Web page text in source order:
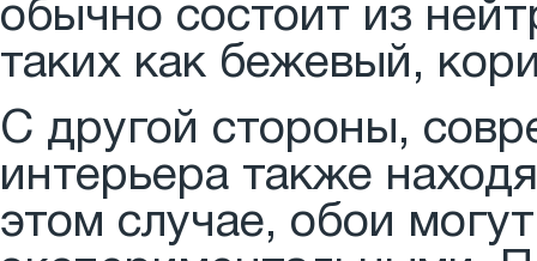
обычно состоит из
таких как бежевый,
С другой стороны,
интерьера также
этом случае, обои